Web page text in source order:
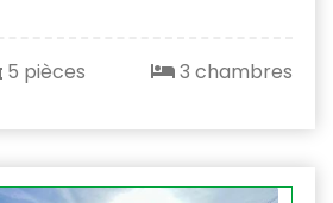
5 pièces 3 chambres